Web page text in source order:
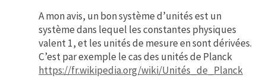
A mon avis, un bon système d’unités est un
système dans lequel les constantes physiques
valent 1, et les unités de mesure en sont dérivées.
C’est par exemple le cas des unités de Planck
https://fr.wikipedia.org/wiki/Unités_de_Planck